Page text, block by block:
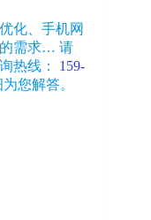
化、手机网
需求… 请
热线： 159-
您解答。